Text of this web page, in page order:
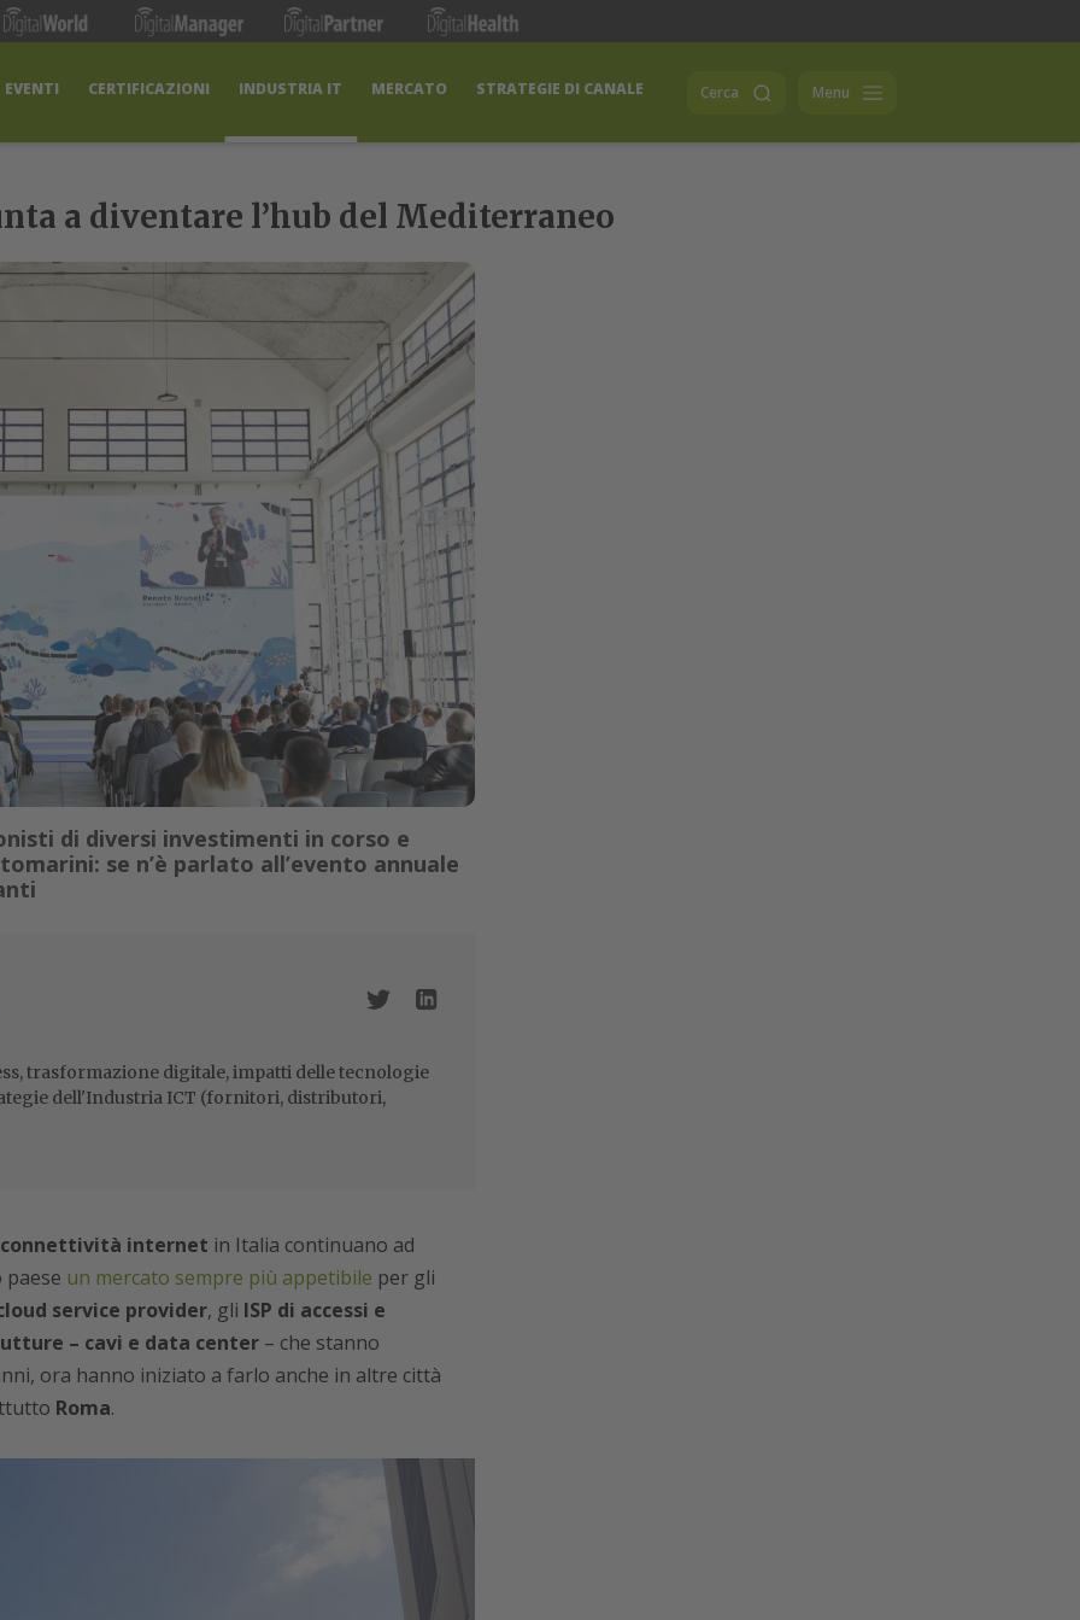
EVENTI CERTIFICAZIONI INDUSTRIA IT MERCATO STRATEGIE DI CANALE Cerca Menu
a diventare l’hub del Mediterraneo
di diversi investimenti in corso e
se n’è parlato all’evento annuale
trasformazione digitale, impatti delle tecnologie
dell'Industria ICT (fornitori, distributori,
connettività internet in Italia continuano ad
un mercato sempre più appetibile per gli
service provider, gli ISP di accessi e
– cavi e data center– che stanno
ora hanno iniziato a farlo anche in altre città
Roma.